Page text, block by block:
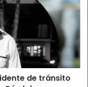
de tránsito